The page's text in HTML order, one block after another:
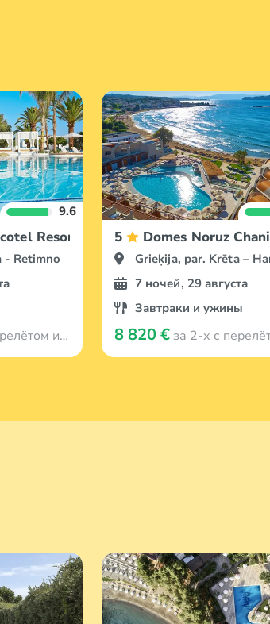
9.6
Resort to Live in Crete
- Retimno
из Viļņa
5 Domes Noruz
Grieķija, par. Krēta –
7 ночей, 29 августа
Завтраки и ужины
8 820 € за 2-х с перелётом